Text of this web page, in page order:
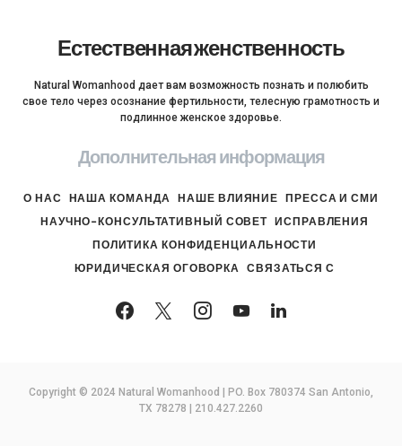
Естественная женственность
Natural Womanhood дает вам возможность познать и полюбить
свое тело через осознание фертильности, телесную грамотность и
подлинное женское здоровье.
Дополнительная информация
О НАС НАША КОМАНДА НАШЕ ВЛИЯНИЕ
ПРЕССА И СМИ
НАУЧНО-КОНСУЛЬТАТИВНЫЙ СОВЕТ ИСПРАВЛЕНИЯ
ПОЛИТИКА КОНФИДЕНЦИАЛЬНОСТИ
ЮРИДИЧЕСКАЯ ОГОВОРКА
СВЯЗАТЬСЯ С
Copyright © 2024 Natural Womanhood | PO. Box 780374 San Antonio,
TX 78278 | 210.427.2260